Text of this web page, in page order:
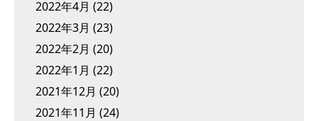
2022年4月 (22)
2022年3月 (23)
2022年2月 (20)
2022年1月 (22)
2021年12月 (20)
2021年11月 (24)